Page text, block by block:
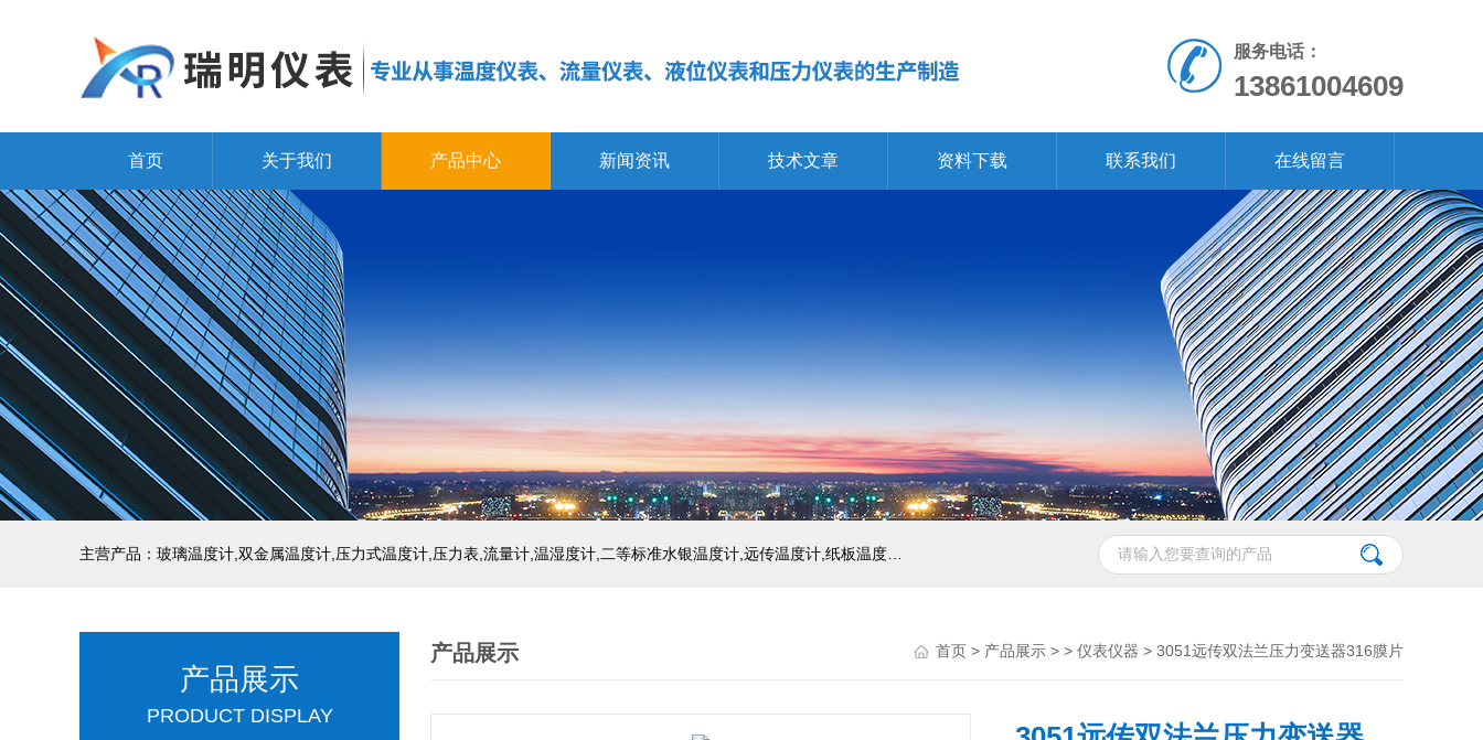
服务电话：
13861004609
首页 关于我们 产品中心 新闻资讯 技术文章 资料下载 联系我们 在线留言
产品展示
PRODUCT DISPLAY
产品展示 首页 > 产品展示 > > 仪表仪器 > 3051远传双法兰压力变送器316膜片